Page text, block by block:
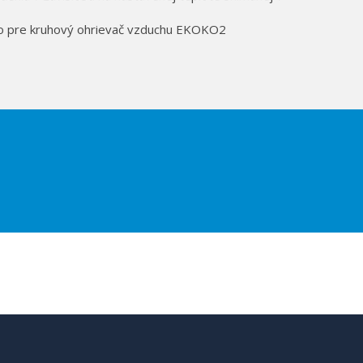
pre kruhový ohrievač vzduchu EKOKO2